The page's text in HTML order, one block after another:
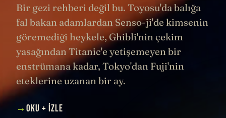
Bir gezi rehberi değil bu. Toyosu'da balığa
fal bakan adamlardan Senso-ji'de kimsenin
göremediği heykele, Ghibli'nin çekim
yasağından Titanic'e yetişemeyen bir
enstrümana kadar, Tokyo'dan Fuji'nin
eteklerine uzanan bir ay.
→ OKU + İZLE